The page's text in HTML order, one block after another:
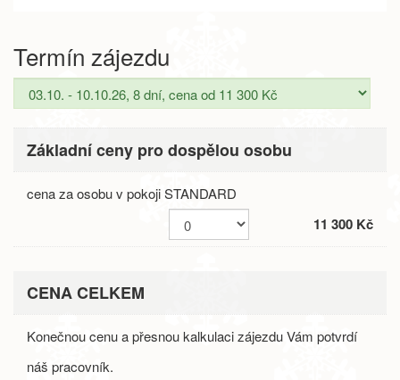
Termín zájezdu
Základní ceny pro dospělou osobu
cena za osobu v pokoji STANDARD
11 300 Kč
CENA CELKEM
Konečnou cenu a přesnou kalkulaci zájezdu Vám potvrdí
náš pracovník.